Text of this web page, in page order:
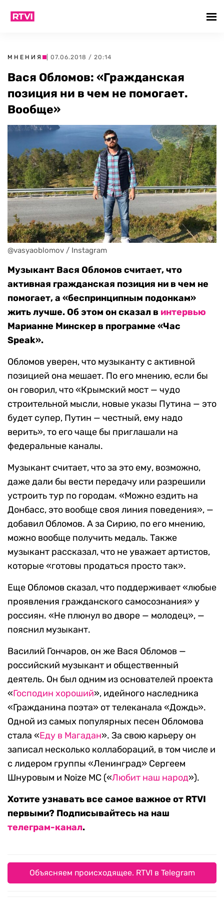
МНЕНИЯ | 07.06.2018 / 20:14
Вася Обломов: «Гражданская
позиция ни в чем не помогает.
Вообще»
@vasyaoblomov / Instagram
Музыкант Вася Обломов считает, что
активная гражданская позиция ни в чем не
помогает, а «беспринципным подонкам»
жить лучше. Об этом он сказал в интервью
Марианне Минскер в программе «Час
Speak».
Обломов уверен, что музыканту с активной
позицией она мешает. По его мнению, если бы
он говорил, что «Крымский мост — чудо
строительной мысли, новые указы Путина — это
будет супер, Путин — честный, ему надо
верить», то его чаще бы приглашали на
федеральные каналы.
Музыкант считает, что за это ему, возможно,
даже дали бы вести передачу или разрешили
устроить тур по городам. «Можно ездить на
Донбасс, это вообще своя линия поведения», —
добавил Обломов. А за Сирию, по его мнению,
можно вообще получить медаль. Также
музыкант рассказал, что не уважает артистов,
которые «готовы продаться просто так».
Еще Обломов сказал, что поддерживает «любые
проявления гражданского самосознания» у
россиян. «Не плюнул во дворе — молодец», —
пояснил музыкант.
Василий Гончаров, он же Вася Обломов —
российский музыкант и общественный
деятель. Он был одним из основателей проекта
«Господин хороший», идейного наследника
«Гражданина поэта» от телеканала «Дождь».
Одной из самых популярных песен Обломова
стала «Еду в Магадан». За свою карьеру он
записал несколько коллабораций, в том числе и
с лидером группы «Ленинград» Сергеем
Шнуровым и Noize MC («Любит наш народ»).
Хотите узнавать все самое важное от RTVI
первыми? Подписывайтесь на наш
телеграм-канал.
Объясняем происходящее. RTVI в Telegram